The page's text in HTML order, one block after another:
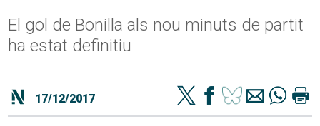
El gol de Bonilla als nou minuts de partit
ha estat definitiu
17/12/2017